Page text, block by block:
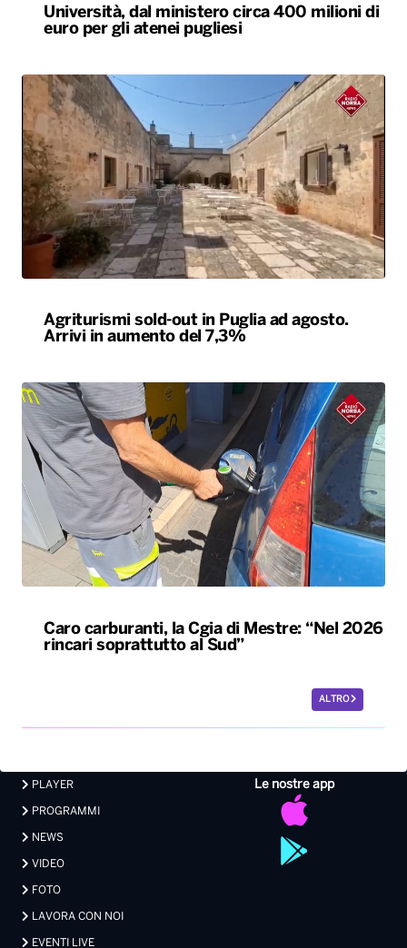
Università, dal ministero circa 400 milioni di
euro per gli atenei pugliesi
Agriturismi sold-out in Puglia ad agosto.
Arrivi in aumento del 7,3%
Caro carburanti, la Cgia di Mestre: “Nel 2026
rincari soprattutto al Sud”
ALTRO
Le nostre app
PLAYER
PROGRAMMI
NEWS
VIDEO
FOTO
LAVORA CON NOI
EVENTI LIVE